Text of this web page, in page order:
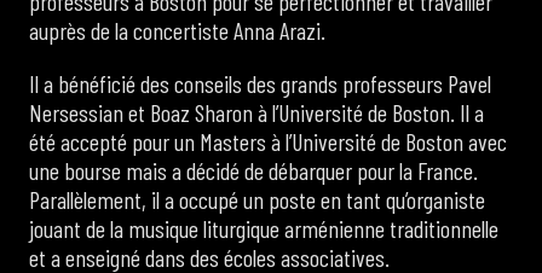
auprès de la concertiste Anna Arazi.
Il a bénéficié des conseils des grands professeurs Pavel
Nersessian et Boaz Sharon à l’Université de Boston. Il a
été accepté pour un Masters à l’Université de Boston avec
une bourse mais a décidé de débarquer pour la France.
Parallèlement, il a occupé un poste en tant qu’organiste
jouant de la musique liturgique arménienne traditionnelle
et a enseigné dans des écoles associatives.